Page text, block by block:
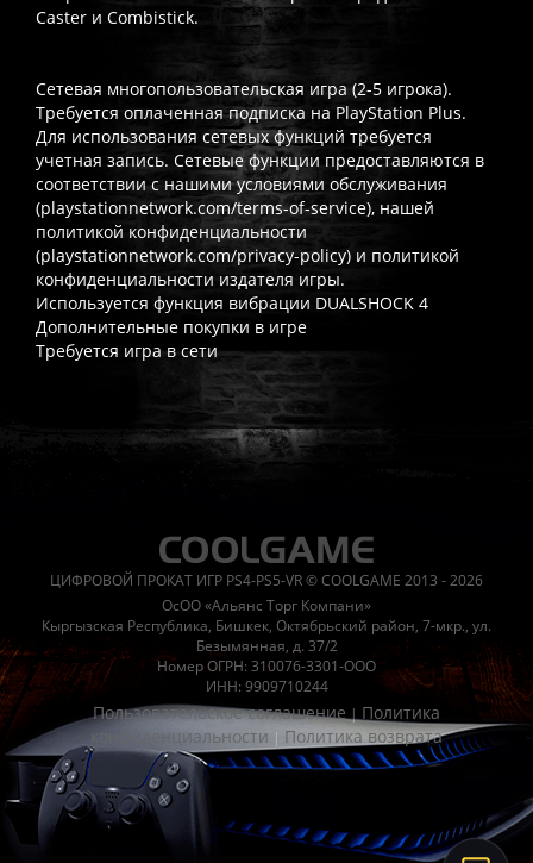
Caster и Combistick.
Сетевая многопользовательская игра (2-5 игрока).
Требуется оплаченная подписка на PlayStation Plus.
Для использования сетевых функций требуется
учетная запись. Сетевые функции предоставляются в
соответствии с нашими условиями обслуживания
(playstationnetwork.com/terms-of-service), нашей
политикой конфиденциальности
(playstationnetwork.com/privacy-policy) и политикой
конфиденциальности издателя игры.
Используется функция вибрации DUALSHOCK 4
Дополнительные покупки в игре
Требуется игра в сети
Часто спрашивают
Работает ли русский язык? Если локализация игры для
Что если игра не запускается?Свяжитесь с нашей
Есть ли поддержка после покупки?Да, наша поддержка
ЦИФРОВОЙ ПРОКАТ ИГР PS4-PS5-VR © COOLGAME 2013 - 2026
ОсОО «Альянс Торг Компани»
Кыргызская Республика, Бишкек, Октябрьский район, 7-мкр., ул.
Безымянная, д. 37/2
Номер ОГРН: 310076-3301-ООО
ИНН: 9909710244
Пользовательское соглашение| Политика
конфиденциальности | Политика возврата